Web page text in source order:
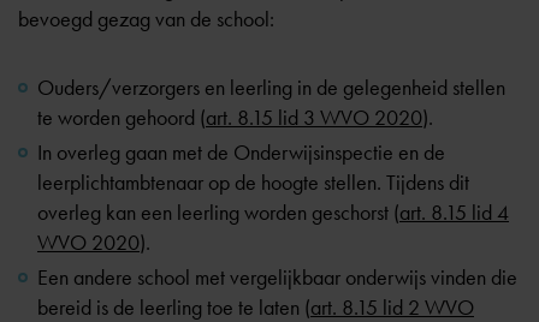
bevoegd gezag van de school:
Ouders/verzorgers en leerling in de gelegenheid stellen
te worden gehoord (art. 8.15 lid 3 WVO 2020).
In overleg gaan met de Onderwijsinspectie en de
leerplichtambtenaar op de hoogte stellen. Tijdens dit
overleg kan een leerling worden geschorst (art. 8.15 lid 4
WVO 2020).
Een andere school met vergelijkbaar onderwijs vinden die
bereid is de leerling toe te laten (art. 8.15 lid 2 WVO